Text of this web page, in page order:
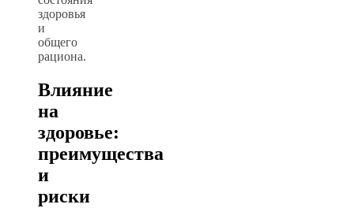
здоровья
и
общего
рациона.
Влияние
на
здоровье:
преимущества
и
риски